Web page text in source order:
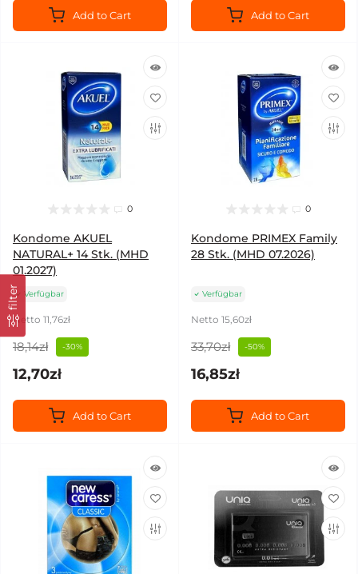
filter
Add to Cart Add to Cart
0
Kondome AKUEL
NATURAL+ 14 Stk. (MHD
01.2027)
Verfügbar
Netto 11,76zł
18,14zł -30%
12,70zł
Add to Cart
0
Kondome PRIMEX Family
28 Stk. (MHD 07.2026)
Verfügbar
Netto 15,60zł
33,70zł -50%
16,85zł
Add to Cart